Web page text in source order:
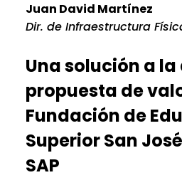
Juan David Martínez
Dir. de Infraestructura
Una solución a
propuesta de
Fundación de
Superior San
SAP